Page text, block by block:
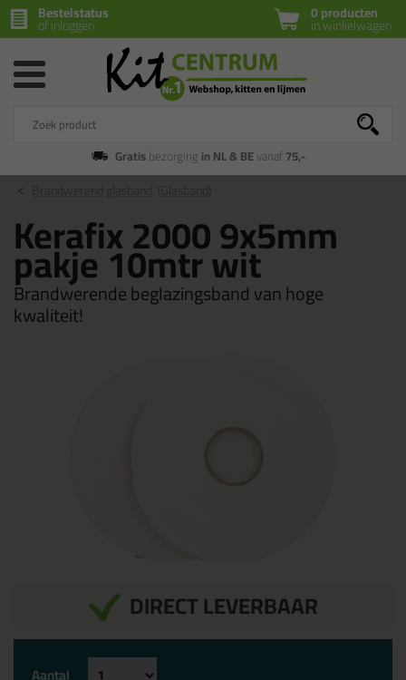
0 producten
in winkelwagen
Bestelstatus
of inloggen
Gratisbezorging in NL & BEvanaf75,-
Brandwerend glasband
Kerafix 2000 9x5mm
pakje 10mtr wit
Brandwerende beglazingsband van hoge
kwaliteit!
DIRECT LEVERBAAR